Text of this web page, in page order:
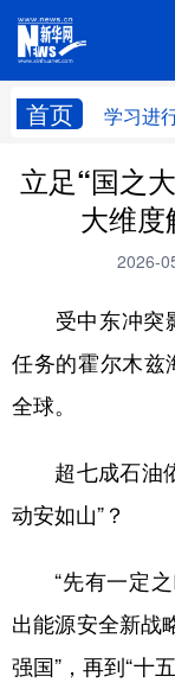
首页 学习进
学习进行时
国际
科技
文化
法律
食品
学术中国
城市
彩票
立足“国之
大维
2026-
受中东冲突
任务的霍尔木兹
全球。
超七成石油依
动安如山”？
“先有一定之
出能源安全新战
强国”，再到“十